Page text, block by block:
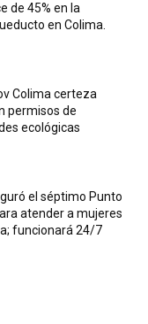
de 45% en la
en Colima.
Colima certeza
permisos de
ecológicas
el séptimo Punto
atender a mujeres
funcionará 24/7